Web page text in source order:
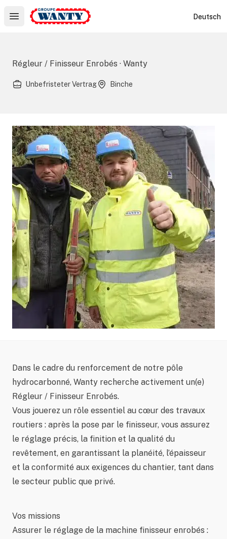
Open main menu
Le Groupe Wanty Deutsch
Régleur / Finisseur Enrobés · Wanty
Unbefristeter Vertrag Binche
Dans le cadre du renforcement de notre pôle
hydrocarbonné, Wanty recherche activement un(e)
Régleur / Finisseur Enrobés.
Vous jouerez un rôle essentiel au cœur des travaux
routiers : après la pose par le finisseur, vous assurez
le réglage précis, la finition et la qualité du
revêtement, en garantissant la planéité, l’épaisseur
et la conformité aux exigences du chantier, tant dans
le secteur public que privé.
Vos missions
Assurer le réglage de la machine finisseur enrobés :